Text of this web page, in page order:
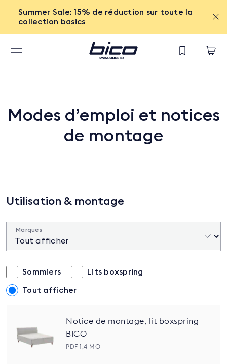
Summer Sale: 15% de réduction sur toute la
collection basics
Modes d’emploi et notices
de montage
Utilisation & montage
Marques
Sommiers
Lits boxspring
Tout afficher
Notice de montage, lit boxspring
BICO
PDF 1,4 MO